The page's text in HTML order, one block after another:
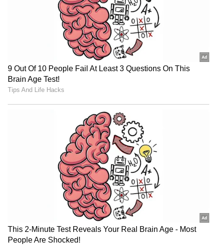
ಹಾಲಿ ಚಾಂಪಿಯನ್ ರಾಯಲ್ ಚಾಲೆಂಜರ್ಸ್ ಬೆಂಗಳೂರು
ತಂಡಕ್ಕೆ ಫೈನಲ್‌ಗೇರುವ ಸುವರ್ಣಾವಕಾಶ ಬಂದೊದಗಲಿದೆ.
ಯಾಕೆಂದರೆ ಆರ್‌ಸಿಬಿ ತಂಡವು ಲೀಗ್ ಹಂತದ ಅಂತ್ಯದ
ವೇಳೆಗೆ ನಂ.1 ಸ್ಥಾನ ಕಾಯ್ದುಕೊಂಡಿದೆ.
4